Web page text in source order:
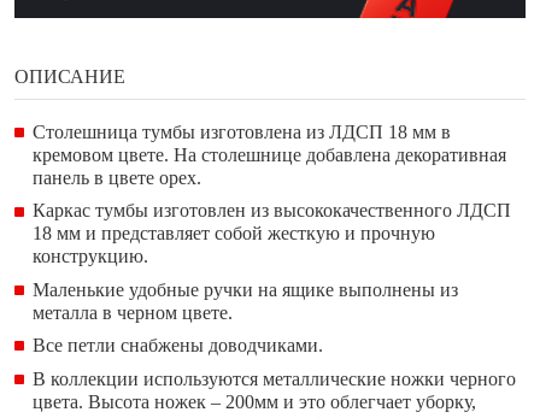
ОПИСАНИЕ
Столешница тумбы изготовлена из ЛДСП 18 мм в
кремовом цвете. На столешнице добавлена декоративная
панель в цвете орех.
Каркас тумбы изготовлен из высококачественного ЛДСП
18 мм и представляет собой жесткую и прочную
конструкцию.
Маленькие удобные ручки на ящике выполнены из
металла в черном цвете.
Все петли снабжены доводчиками.
В коллекции используются металлические ножки черного
цвета. Высота ножек – 200мм и это облегчает уборку,